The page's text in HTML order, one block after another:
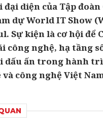
đại diện của Tập
dự World IT Show
Sự kiện là cơ hội để
công nghệ, hạ tầng
dấu ấn trong hành
công nghệ Việt